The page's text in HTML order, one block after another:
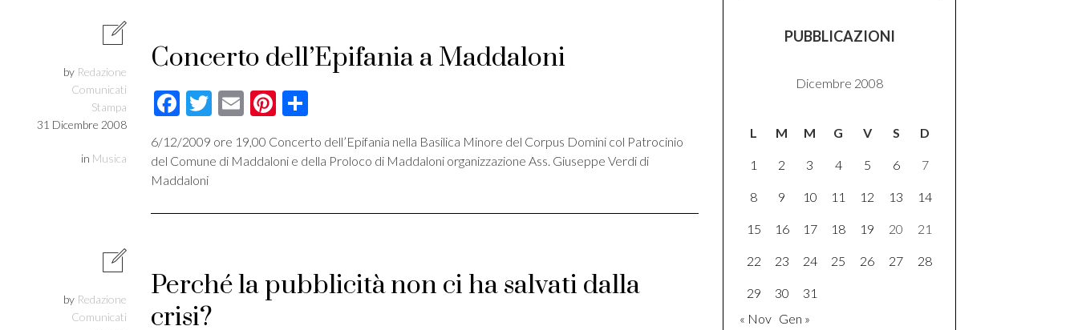
by Redazione
Comunicati
Stampa
31 Dicembre 2008
in Musica
Concerto dell’Epifania a Maddaloni
Facebook
Twitter
EmailPinterest
Condividi
6/12/2009 ore 19,00 Concerto dell’Epifania nella Basilica Minore del Corpus Domini col Patrocinio
del Comune di Maddaloni e della Proloco di Maddaloni organizzazione Ass. Giuseppe Verdi di
Maddaloni
by Redazione
Comunicati
Perché la pubblicità non ci ha salvati dalla
crisi?
PUBBLICAZIONI
Dicembre 2008
L M M G V S D
1 2 3 4 5 6 7
8 9 10 11 12 13 14
15 16 17 18 19 20 21
22 23 24 25 26 27 28
29 30
31
« Nov Gen »